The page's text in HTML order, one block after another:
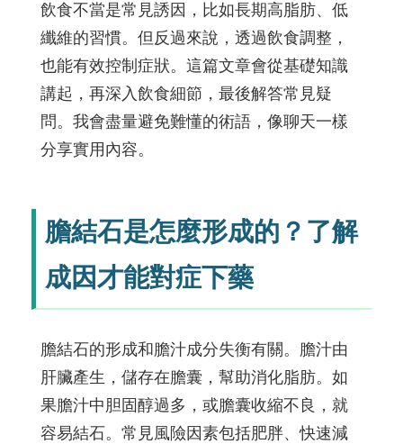
飲食不當是常見誘因，比如長期高脂肪、低
纖維的習慣。但反過來說，透過飲食調整，
也能有效控制症狀。這篇文章會從基礎知識
講起，再深入飲食細節，最後解答常見疑
問。我會盡量避免難懂的術語，像聊天一樣
分享實用內容。
膽結石是怎麼形成的？了解
成因才能對症下藥
膽結石的形成和膽汁成分失衡有關。膽汁由
肝臟產生，儲存在膽囊，幫助消化脂肪。如
果膽汁中胆固醇過多，或膽囊收縮不良，就
容易結石。常見風險因素包括肥胖、快速減